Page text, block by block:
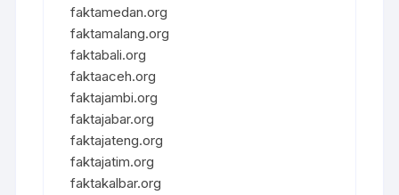
faktamedan.org
faktamalang.org
faktabali.org
faktaaceh.org
faktajambi.org
faktajabar.org
faktajateng.org
faktajatim.org
faktakalbar.org